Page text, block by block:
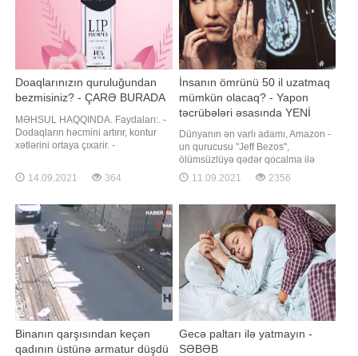
Doaqlarınızın quruluğundan
bezmisiniz? - ÇARƏ BURADA
MƏHSUL HAQQINDA. Faydaları:. -
Dodaqların həcmini artırır, kontur
xətlərini ortaya çıxarir. -
Zədələnmiş, çatlamış dodaq
toxumasını bərpa edir. - Dodaqları
bəxş edir. - Günəş şualarina qarşı
qoruma təmin edən dodaq baxım
məhsuludur
14.09.2021 364
İnsanın ömrünü 50 il uzatmaq
mümkün olacaq? - Yapon
təcrübələri əsasında YENİ
TEXNOLOGİYA
Dünyanın ən varlı adamı, Amazon -
un qurucusu "Jeff Bezos",
ölümsüzlüyə qədər qocalma ilə
mübarizə texnologiyaları yaradan
"Altos Labs" startapının sərmayəçisi
məlumat yayıb. Şirkət yaşlanma
prosesini öyrənir və qocalmanı
məğlub etmək üçü
11.09.2021 2356
Binanın qarşısından keçən
qadının üstünə armatur düşdü
Gecə paltarı ilə yatmayın -
SƏBƏB